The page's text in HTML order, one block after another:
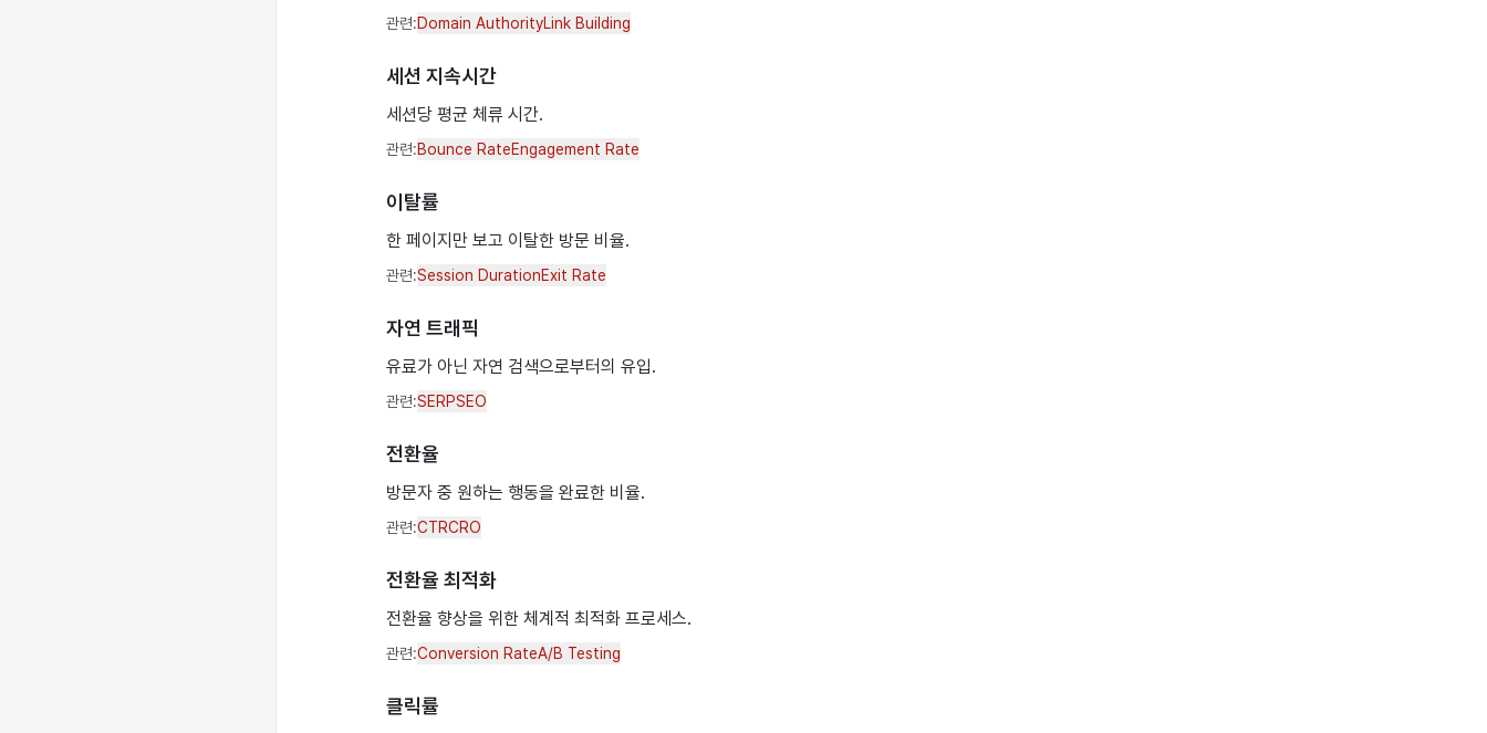
관련:Domain AuthorityLink Building
세션 지속시간
세션당 평균 체류 시간.
관련:Bounce RateEngagement Rate
이탈률
한 페이지만 보고 이탈한 방문 비율.
관련:Session DurationExit Rate
자연 트래픽
유료가 아닌 자연 검색으로부터의 유입.
관련:SERPSEO
전환율
방문자 중 원하는 행동을 완료한 비율.
관련:CTRCRO
전환율 최적화
전환율 향상을 위한 체계적 최적화 프로세스.
관련:Conversion RateA/B Testing
클릭률